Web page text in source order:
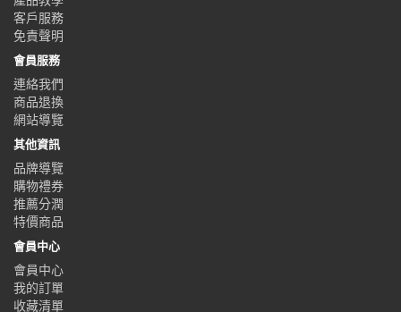
客戶服務
免責聲明
會員服務
連絡我們
商品退換
網站導覽
其他資訊
品牌導覽
購物禮券
推薦分潤
特價商品
會員中心
會員中心
我的訂單
收藏清單